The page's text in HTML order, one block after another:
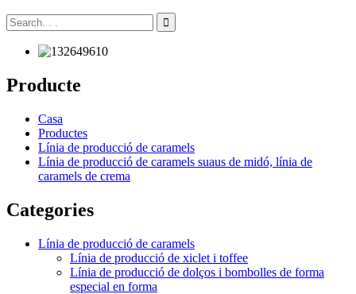
Producte
Casa
Productes
Línia de producció de caramels
Línia de producció de caramels suaus de midó, línia de
caramels de crema
Categories
Línia de producció de caramels
Línia de producció de xiclet i toffee
Línia de producció de dolços i bombolles de forma
especial en forma